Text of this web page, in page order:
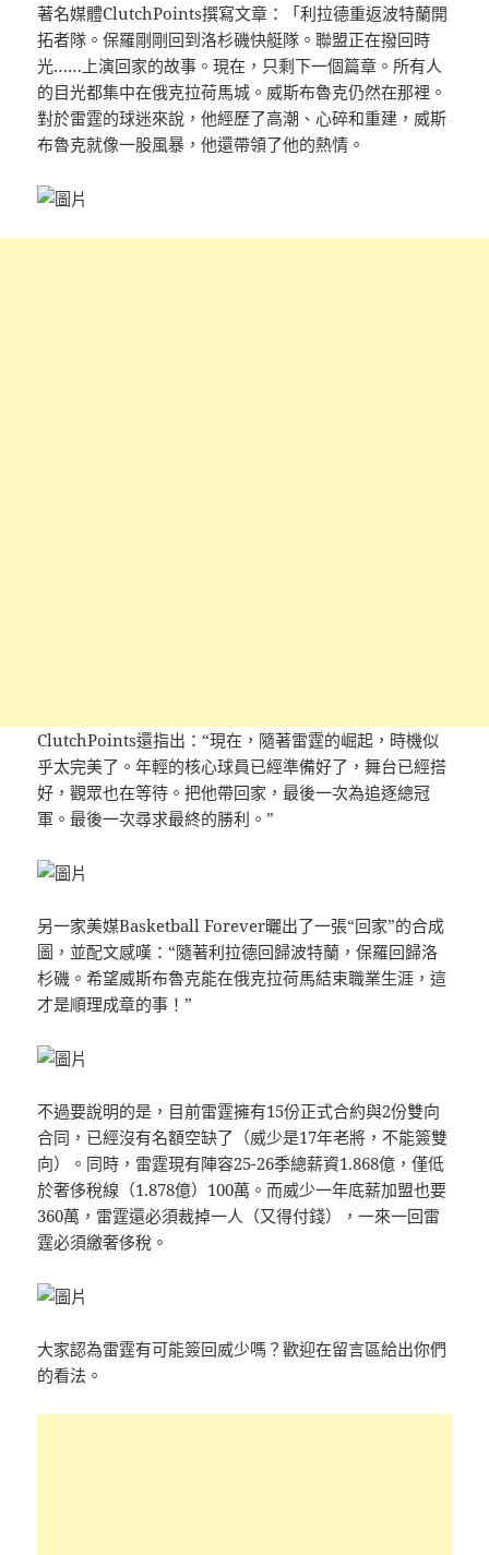
著名媒體ClutchPoints撰寫文章：「利拉德重返波特蘭開
拓者隊。保羅剛剛回到洛杉磯快艇隊。聯盟正在撥回時
光……上演回家的故事。現在，只剩下一個篇章。所有人
的目光都集中在俄克拉荷馬城。威斯布魯克仍然在那裡。
對於雷霆的球迷來說，他經歷了高潮、心碎和重建，威斯
布魯克就像一股風暴，他還帶領了他的熱情。
ClutchPoints還指出：“現在，隨著雷霆的崛起，時機似
乎太完美了。年輕的核心球員已經準備好了，舞台已經搭
好，觀眾也在等待。把他帶回家，最後一次為追逐總冠
軍。最後一次尋求最終的勝利。”
另一家美媒Basketball Forever曬出了一張“回家”的合成
圖，並配文感嘆：“隨著利拉德回歸波特蘭，保羅回歸洛
杉磯。希望威斯布魯克能在俄克拉荷馬結束職業生涯，這
才是順理成章的事！”
不過要說明的是，目前雷霆擁有15份正式合約與2份雙向
合同，已經沒有名額空缺了（威少是17年老將，不能簽雙
向）。同時，雷霆現有陣容25-26季總薪資1.868億，僅低
於奢侈稅線（1.878億）100萬。而威少一年底薪加盟也要
360萬，雷霆還必須裁掉一人（又得付錢），一來一回雷
霆必須繳奢侈稅。
大家認為雷霆有可能簽回威少嗎？歡迎在留言區給出你們
的看法。